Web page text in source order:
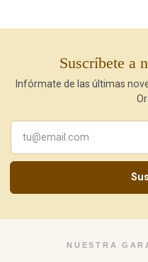
Suscríbete a
Infórmate de las últimas
NUESTRA